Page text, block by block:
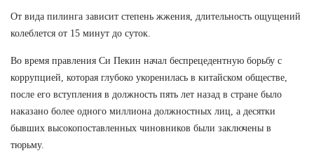
От вида пилинга зависит степень жжения, длительность ощущений
колеблется от 15 минут до суток.
Во время правления Си Пекин начал беспрецедентную борьбу с
коррупцией, которая глубоко укоренилась в китайском обществе,
после его вступления в должность пять лет назад в стране было
наказано более одного миллиона должностных лиц, а десятки
бывших высокопоставленных чиновников были заключены в
тюрьму.